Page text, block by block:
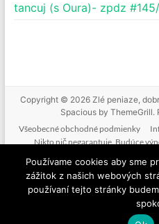
tancuj (s Oura)- zpdz
Copyright © 2026 Zlé peniaze,
Spaciousby ThemeGrill.
Všeobecné obchodné podmienky
Nikto nič negarantuje. Budúce
doterajšie. Nikto nevie predpovedať
na vašich ziskoch, nenesieme
informácie nie sú investičným
mailoch, v produktoch alebo
poradenstva. Ide o
Používame cookies aby sme
zážitok z našich webových
používaní tejto stránky